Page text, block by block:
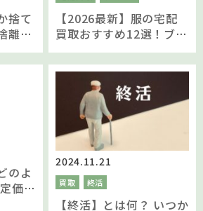
捨て
離の
【2026最新】服の宅配
買取おすすめ12選！ブラ
ンド服を高価買取するコ
ツと人気業者を比較
のよ
価と
2024.11.21
買取 終活
【終活】とは何？ いつか